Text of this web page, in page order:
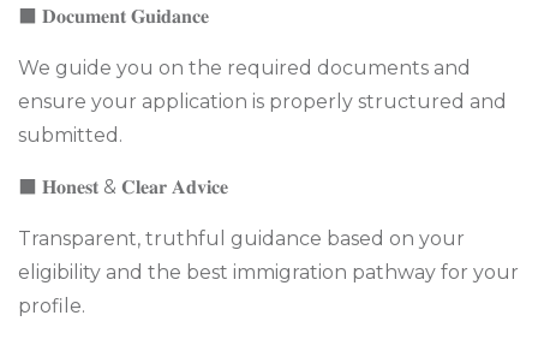
⬛ 𝐃𝐨𝐜𝐮𝐦𝐞𝐧𝐭 𝐆𝐮𝐢𝐝𝐚𝐧𝐜𝐞
We guide you on the required documents and
ensure your application is properly structured and
submitted.
⬛ 𝐇𝐨𝐧𝐞𝐬𝐭 & 𝐂𝐥𝐞𝐚𝐫 𝐀𝐝𝐯𝐢𝐜𝐞
Transparent, truthful guidance based on your
eligibility and the best immigration pathway for your
profile.